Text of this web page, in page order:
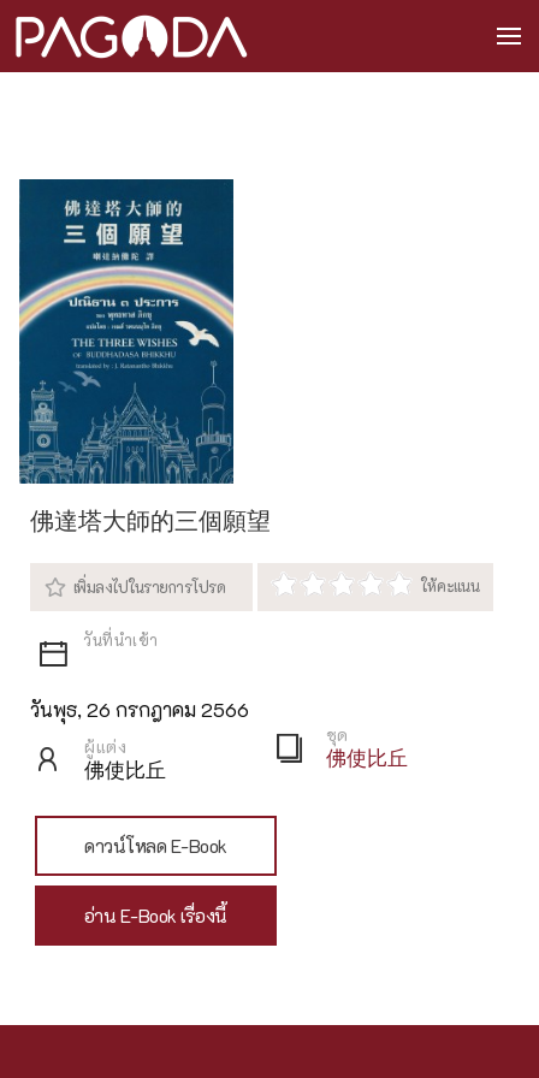
佛達塔大師的三個願望
วันพุธ, 26 กรกฎาคม 2566
ผู้แต่ง
佛使比丘
ชุด
佛使比丘
ดาวน์โหลด E-Book
อ่าน E-Book เรื่องนี้